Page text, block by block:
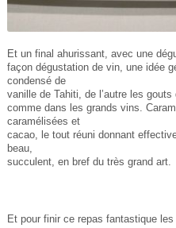
Et un final ahurissant, avec une
façon dégustation de vin, une idée
condensé de
vanille de Tahiti, de l’autre les
comme dans les grands vins.
caramélisées et
cacao, le tout réuni donnant
beau,
succulent, en bref du très grand art.
Et pour finir ce repas fantastique